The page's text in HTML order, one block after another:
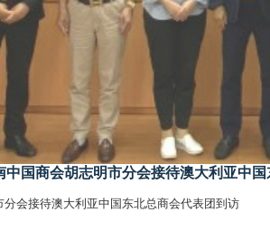
中国商会胡志明市分会接待澳大利亚中
分会接待澳大利亚中国东北总商会代表团到访